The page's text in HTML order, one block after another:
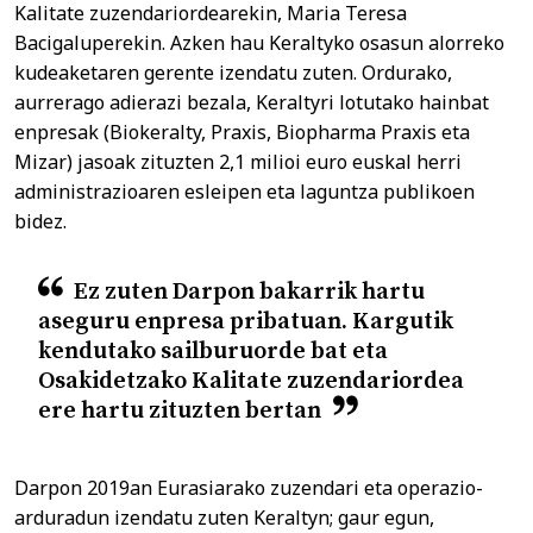
Kalitate zuzendariordearekin, Maria Teresa
Bacigaluperekin. Azken hau Keraltyko osasun alorreko
kudeaketaren gerente izendatu zuten. Ordurako,
aurrerago adierazi bezala, Keraltyri lotutako hainbat
enpresak (Biokeralty, Praxis, Biopharma Praxis eta
Mizar) jasoak zituzten 2,1 milioi euro euskal herri
administrazioaren esleipen eta laguntza publikoen
bidez.
Ez zuten Darpon bakarrik hartu
aseguru enpresa pribatuan. Kargutik
kendutako sailburuorde bat eta
Osakidetzako Kalitate zuzendariordea
ere hartu zituzten bertan
Darpon 2019an Eurasiarako zuzendari eta operazio-
arduradun izendatu zuten Keraltyn; gaur egun,